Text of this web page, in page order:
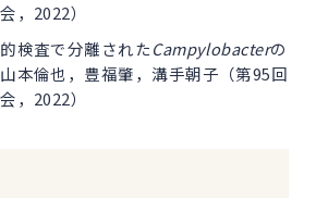
，2022）
検査で分離されたCampylobacterの
本倫也，豊福肇，溝手朝子（第95回
，2022）